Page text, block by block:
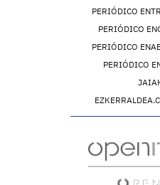
PERIÓDICO
PERIÓDICO
PERIÓDICO
PERIÓDICO